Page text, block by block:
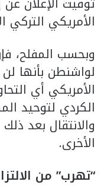
الأمريكي التركي
وبحسب المفلح،
لواشنطن بأنها
الأمريكي أي
الكردي لتوحيد
والانتقال بعد
الأخرى.
“تهرب” من